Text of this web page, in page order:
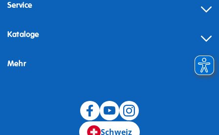
Service
Kataloge
Mehr
Schweiz